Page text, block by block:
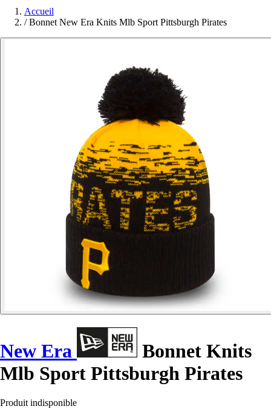
Accueil
/ Bonnet New Era Knits Mlb Sport Pittsburgh Pirates
New Era
Bonnet Knits
Mlb Sport Pittsburgh Pirates
Produit indisponible